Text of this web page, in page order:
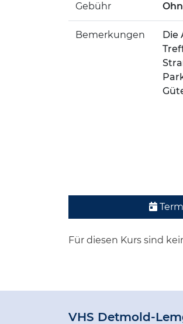
Gebühr
Bemerkungen
Die
Für diesen Kurs sind
VHS Detmold-